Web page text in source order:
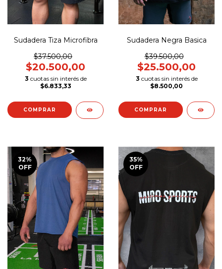
Sudadera Tiza Microfibra
$37.500,00
$20.500,00
3 cuotas sin interés de
$6.833,33
COMPRAR
Sudadera Negra Basica
$39.500,00
$25.500,00
3 cuotas sin interés de
$8.500,00
COMPRAR
32%
OFF
35%
OFF